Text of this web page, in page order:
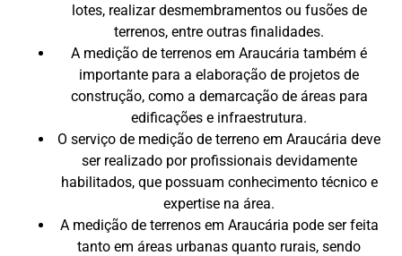
lotes, realizar desmembramentos ou fusões de
terrenos, entre outras finalidades.
A medição de terrenos em Araucária também é
importante para a elaboração de projetos de
construção, como a demarcação de áreas para
edificações e infraestrutura.
O serviço de medição de terreno em Araucária deve
ser realizado por profissionais devidamente
habilitados, que possuam conhecimento técnico e
expertise na área.
A medição de terrenos em Araucária pode ser feita
tanto em áreas urbanas quanto rurais, sendo